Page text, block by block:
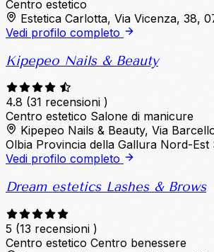
Centro estetico
Estetica Carlotta, Via Vicenza, 38,
Vedi profilo completo
Kipepeo Nails & Beauty
4.8 (31 recensioni )
Centro estetico Salone di manicure
Kipepeo Nails & Beauty, Via
Olbia Provincia della Gallura Nord-Est
Vedi profilo completo
Dream estetics Lashes & Brows
5 (13 recensioni )
Centro estetico Centro benessere